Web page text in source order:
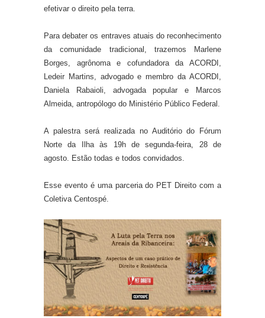
efetivar o direito pela terra.
Para debater os entraves atuais do reconhecimento
da comunidade tradicional, trazemos Marlene
Borges, agrônoma e cofundadora da ACORDI,
Ledeir Martins, advogado e membro da ACORDI,
Daniela Rabaioli, advogada popular e Marcos
Almeida, antropólogo do Ministério Público Federal.
A palestra será realizada no Auditório do Fórum
Norte da Ilha às 19h de segunda-feira, 28 de
agosto. Estão todas e todos convidados.
Esse evento é uma parceria do PET Direito com a
Coletiva Centospé.